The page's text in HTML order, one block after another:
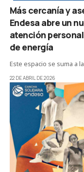
Más cercanía y
Endesa abre un
atención
de energía
Este espacio se suma a
22 DE ABRIL DE 2026